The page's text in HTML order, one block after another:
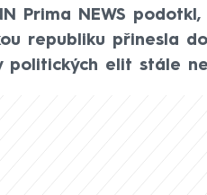
Prima NEWS
republiku přinesla
elit stále